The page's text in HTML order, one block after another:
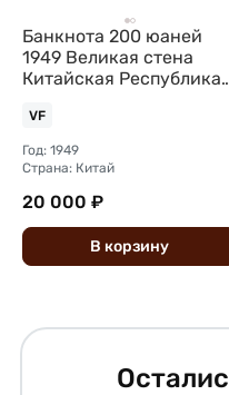
Банкнота 200 юаней
1949 Великая стена
Китайская Республика
VF
Год: 1949
Страна: Китай
20 000 ₽
В корзину